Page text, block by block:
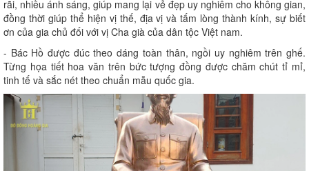
rãi, nhiều ánh sáng, giúp mang lại vẻ đẹp uy nghiêm cho không gian,
đồng thời giúp thể hiện vị thế, địa vị và tấm lòng thành kính, sự biết
ơn của gia chủ đối với vị Cha già của dân tộc Việt nam.
- Bác Hồ được đúc theo dáng toàn thân, ngồi uy nghiêm trên ghế.
Từng họa tiết hoa văn trên bức tượng đồng được chăm chút tỉ mỉ,
tinh tế và sắc nét theo chuẩn mẫu quốc gia.